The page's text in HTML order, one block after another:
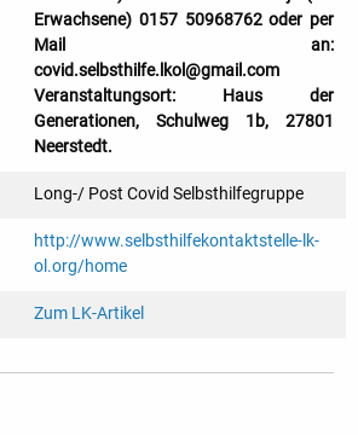
Erwachsene) 0157 50968762 oder per
Mail an:
covid.selbsthilfe.lkol@gmail.com
Veranstaltungsort: Haus der
Generationen, Schulweg 1b, 27801
Neerstedt.
Long-/ Post Covid Selbsthilfegruppe
http://www.selbsthilfekontaktstelle-lk-
ol.org/home
Zum LK-Artikel